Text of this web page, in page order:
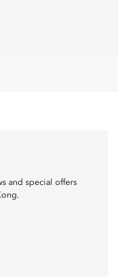
and special offers